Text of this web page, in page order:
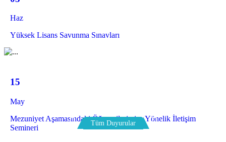
Haz
Yüksek Lisans Savunma Sınavları
15
May
Mezuniyet Aşamasındaki Öğrencilerimize Yönelik İletişim
Semineri
Tüm Duyurular